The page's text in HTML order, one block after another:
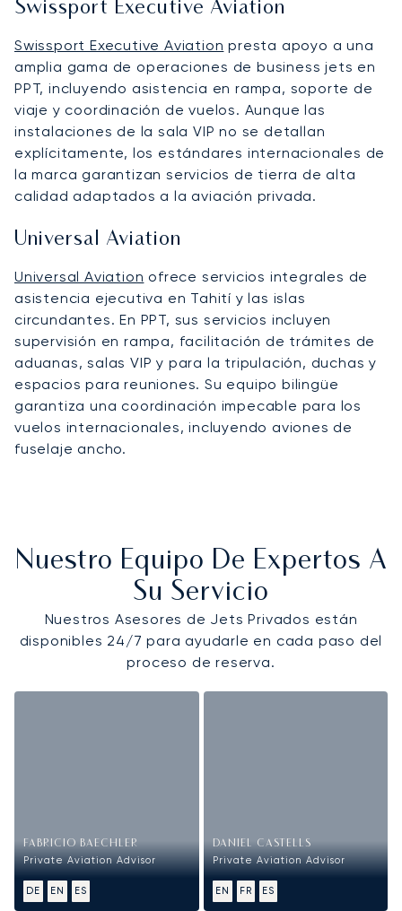
Swissport Executive Aviation
Swissport Executive Aviation presta apoyo a una
amplia gama de operaciones de business jets en
PPT, incluyendo asistencia en rampa, soporte de
viaje y coordinación de vuelos. Aunque las
instalaciones de la sala VIP no se detallan
explícitamente, los estándares internacionales de
la marca garantizan servicios de tierra de alta
calidad adaptados a la aviación privada.
Universal Aviation
Universal Aviation ofrece servicios integrales de
asistencia ejecutiva en Tahití y las islas
circundantes. En PPT, sus servicios incluyen
supervisión en rampa, facilitación de trámites de
aduanas, salas VIP y para la tripulación, duchas y
espacios para reuniones. Su equipo bilingüe
garantiza una coordinación impecable para los
vuelos internacionales, incluyendo aviones de
fuselaje ancho.
Nuestro Equipo De Expertos A
Su Servicio
Nuestros Asesores de Jets Privados están
disponibles 24/7 para ayudarle en cada paso del
proceso de reserva.
FABRICIO BAECHLER
Private Aviation Advisor
DE EN ES
DANIEL CASTELLS
Private Aviation Advisor
EN FR ES